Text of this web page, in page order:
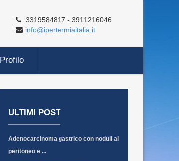
3319584817 - 3911216046
info@ipertermiaitalia.it
Profilo
ULTIMI POST
Adenocarcinoma gastrico con noduli al
peritoneo e ...